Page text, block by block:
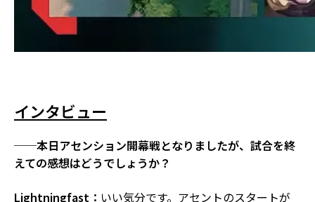
インタビュー
──本日アセンション開幕戦となりましたが、試合を終
えての感想はどうでしょうか？
Lightningfast： いい気分です。アセントのスタートが